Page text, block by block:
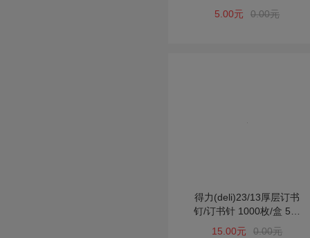
10片便携装 办公用品
2011
5.00元 0.00元
得力(deli)23/13厚层订书
钉/订书针 1000枚/盒 5盒
装 办公用品 0013
15.00元 0.00元